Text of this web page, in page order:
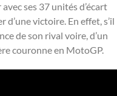
ses 37 unités d’écart
victoire. En effet, s’il
de son rival voire, d’un
couronne en MotoGP.